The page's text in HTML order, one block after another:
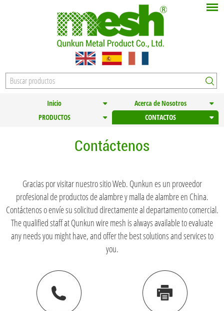
Inicio
Acerca de Nosotros
PRODUCTOS
CONTACTOS
Contáctenos
Gracias por visitar nuestro sitio Web. Qunkun es un proveedor
profesional de productos de alambre y malla de alambre en China.
Contáctenos o envíe su solicitud directamente al departamento comercial.
The qualified staff at Qunkun wire mesh is always available to evaluate
any needs you might have, and offer the best solutions and services to
you.